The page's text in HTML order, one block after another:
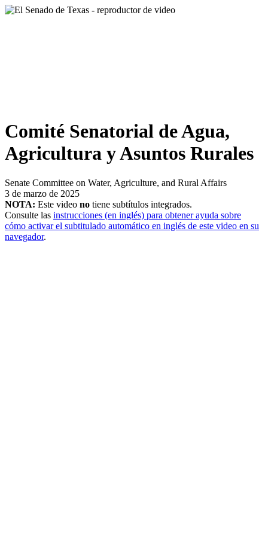
Comité Senatorial de Agua,
Agricultura y Asuntos Rurales
Senate Committee on Water, Agriculture, and Rural Affairs
3 de marzo de 2025
NOTA: Este video no tiene subtítulos integrados.
Consulte las instrucciones (en inglés) para obtener ayuda sobre
cómo activar el subtitulado automático en inglés de este video en su
navegador.